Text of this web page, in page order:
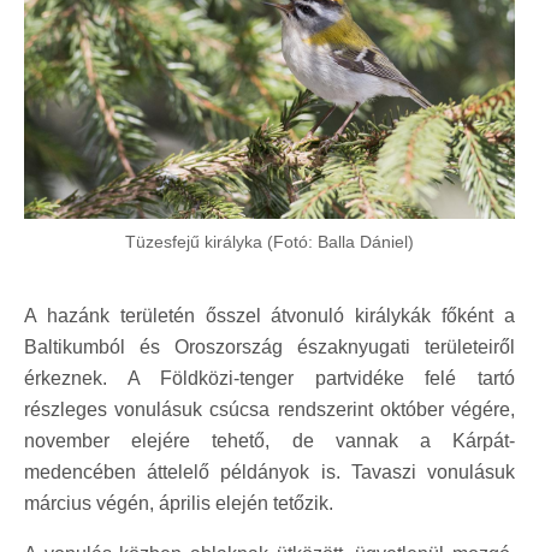
Tüzesfejű királyka (Fotó: Balla Dániel)
A hazánk területén ősszel átvonuló királykák főként a
Baltikumból és Oroszország északnyugati területeiről
érkeznek. A Földközi-tenger partvidéke felé tartó
részleges vonulásuk csúcsa rendszerint október végére,
november elejére tehető, de vannak a Kárpát-
medencében áttelelő példányok is. Tavaszi vonulásuk
március végén, április elején tetőzik.